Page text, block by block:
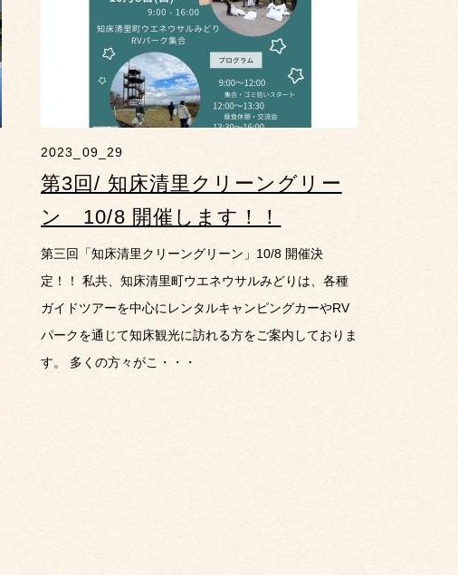
2023_09_29
第3回/ 知床清里クリーングリー
ン 10/8 開催します！！
第三回「知床清里クリーングリーン」10/8 開催決
定！！ 私共、知床清里町ウエネウサルみどりは、各種
ガイドツアーを中心にレンタルキャンピングカーやRV
パークを通じて知床観光に訪れる方をご案内しておりま
す。 多くの方々がこ・・・